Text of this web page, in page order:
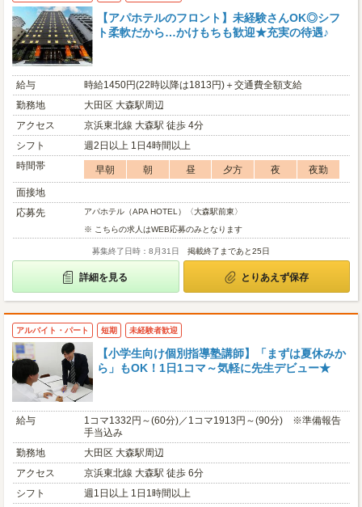
【アパホテルのフロント】未経験さんOK◎シフ
ト柔軟だから…かけもちも歓迎★充実の待遇♪
給与
時給1450円(22時以降は1813円)＋交通費全額支給
勤務地
大田区 大森駅周辺
アクセス
京浜東北線 大森駅 徒歩 4分
シフト
週2日以上 1日4時間以上
時間帯
早朝 朝 昼 夕方 夜
夜勤
面接地
応募先
アパホテル（APA HOTEL）〈大森駅前東〉
※ こちらの求人はWEB応募のみとなります
募集終了日時：8月31日 掲載終了まであと25日
詳細を見る とりあえず保存
アルバイト・パート 短期 未経験者歓迎
【小学生向け個別指導塾講師】「まずは夏休みか
ら」もOK！1日1コマ～気軽に先生デビュー★
給与
1コマ1332円～(60分)／1コマ1913円～(90分) ※準備報告
手当込み
勤務地
大田区 大森駅周辺
アクセス
京浜東北線 大森駅 徒歩 6分
シフト
週1日以上 1日1時間以上